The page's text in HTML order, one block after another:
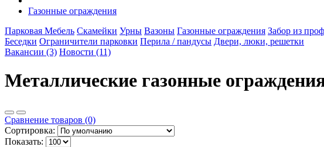
Газонные ограждения
Парковая Мебель Скамейки Урны Вазоны Газонные ограждения Забор из
Беседки Ограничители парковки Перила / пандусы Двери, люки, решетки
Вакансии (3) Новости (11)
Металлические газонные
Сравнение товаров (0)
Сортировка:
Показать: